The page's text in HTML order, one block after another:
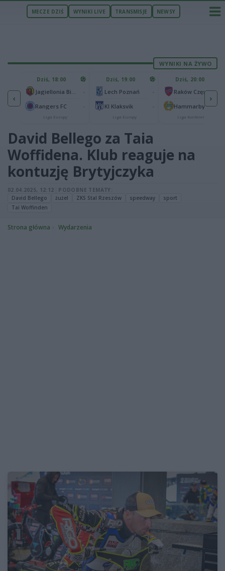
MECZE DZIŚ WYNIKI LIVE TRANSMISJE NEWSY
WYNIKI NA ŻYWO
‹
1
0
Dziś, 18:00
Rangers FC
Liga Europy
Dziś, 19:00
Lech Poznań
KI Klaksvik
Liga Europy
Dziś, 20:00
Raków Częstochowa
Hammarby IF
Liga Konferencji
›
David Bellego za Taia
Woffidena. Klub reaguje na
kontuzję Brytyjczyka
02.04.2025, 12:12
PODOBNE TEMATY:
David Bellego
żużel ZKS Stal Rzeszów speedway
sport
Tai Woffinden
Strona główna Wydarzenia